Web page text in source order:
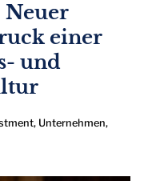
Neuer
einer
und
, Unternehmen,